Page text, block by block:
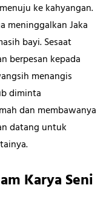
ke kahyangan.
meninggalkan Jaka
bayi. Sesaat
berpesan kepada
menangis
diminta
dan membawanya
datang untuk
Karya Seni